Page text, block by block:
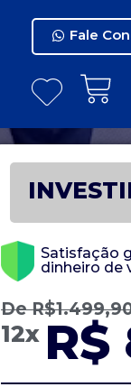
Fale
Satisfação
dinheiro de
DeR$
12x R$